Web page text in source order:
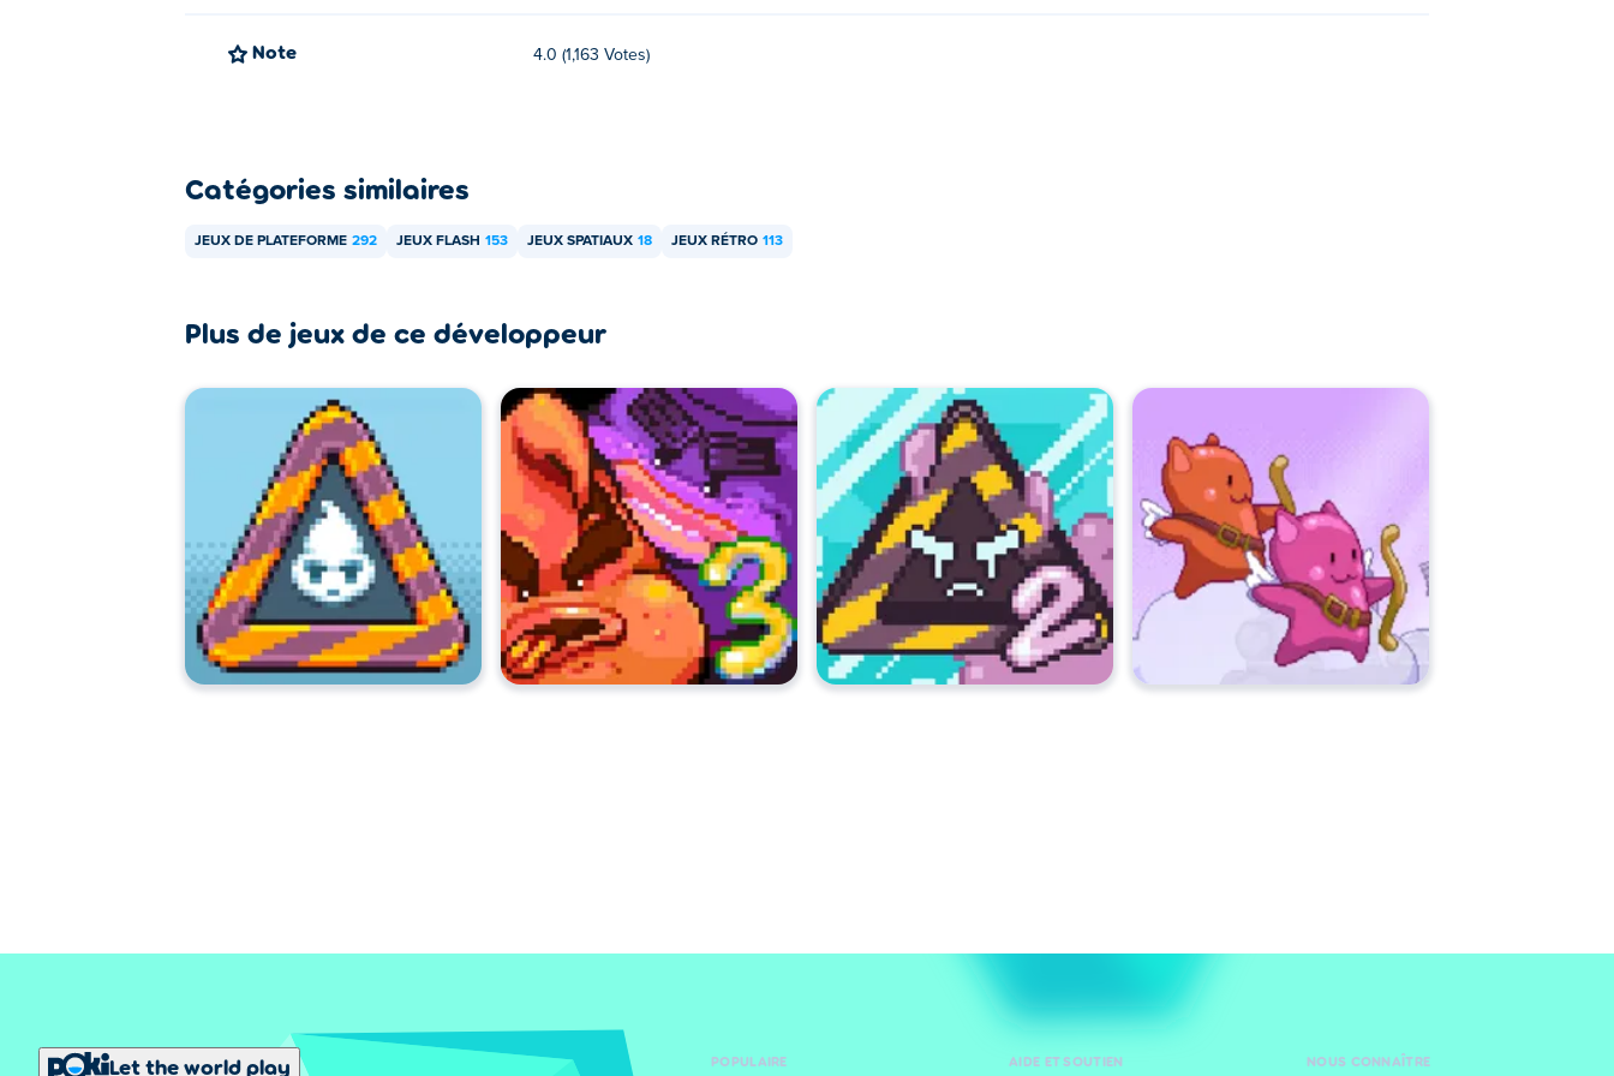
Note 4.0 (1,163 Votes)
Catégories similaires
JEUX DE PLATEFORME 292 JEUX FLASH 153 JEUX SPATIAUX 18 JEUX RÉTRO 113
Plus de jeux de ce développeur
Let the world play POPULAIRE AIDE ET SOUTIEN NOUS CONNAÎTRE